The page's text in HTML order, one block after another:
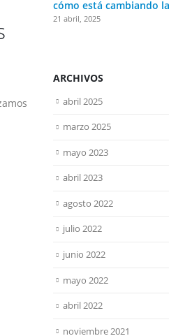
cómo está cambiando
21 abril, 2025
ARCHIVOS
abril 2025
marzo 2025
mayo 2023
abril 2023
agosto 2022
julio 2022
junio 2022
mayo 2022
abril 2022
noviembre 2021